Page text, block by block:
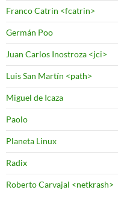
Franco Catrin <fcatrin>
Germán Poo
Juan Carlos Inostroza <jci>
Luis San Martín <path>
Miguel de Icaza
Paolo
Planeta Linux
Radix
Roberto Carvajal <netkrash>